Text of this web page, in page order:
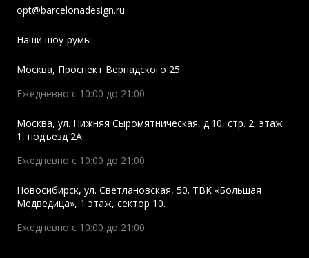
opt@barcelonadesign.ru
Наши шоу-румы:
Москва, Проспект Вернадского 25
Ежедневно с 10:00 до 21:00
Москва, ул. Нижняя Сыромятническая, д.10, стр. 2, этаж
1, подъезд 2A
Ежедневно с 10:00 до 21:00
Новосибирск, ул. Светлановская, 50. ТВК «Большая
Медведица», 1 этаж, сектор 10.
Ежедневно с 10:00 до 21:00